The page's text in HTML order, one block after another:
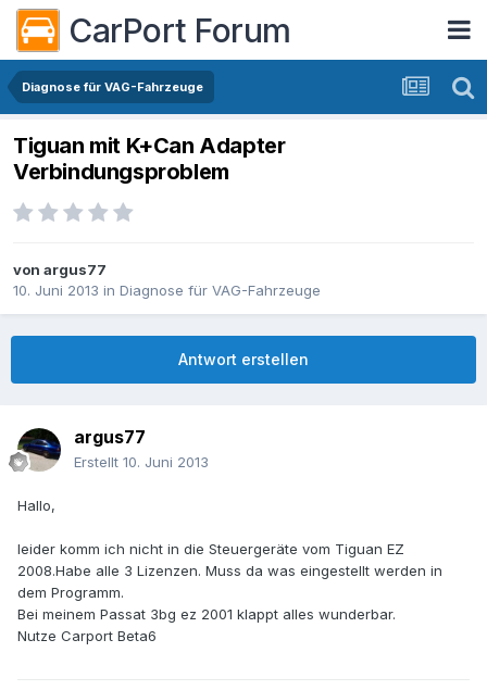
CarPort Forum
Diagnose für VAG-Fahrzeuge
Tiguan mit K+Can Adapter
Verbindungsproblem
von argus77
10. Juni 2013 in Diagnose für VAG-Fahrzeuge
Antwort erstellen
argus77
Erstellt 10. Juni 2013
Hallo,
leider komm ich nicht in die Steuergeräte vom Tiguan EZ
2008.Habe alle 3 Lizenzen. Muss da was eingestellt werden in
dem Programm.
Bei meinem Passat 3bg ez 2001 klappt alles wunderbar.
Nutze Carport Beta6